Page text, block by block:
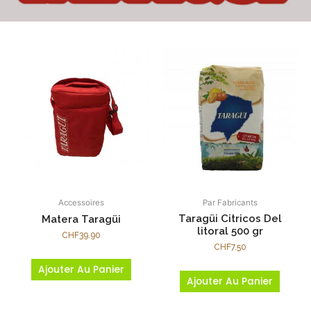
Accessoires
Matera Taragüi
CHF39.90
Ajouter Au Panier
Par Fabricants
Taragüi Citricos Del
litoral 500 gr
CHF7.50
Ajouter Au Panier